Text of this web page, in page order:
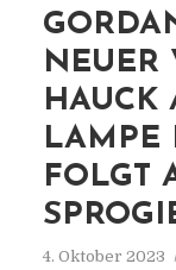
NEUER
HAUCK
LAMPE
FOLGT
4. Oktober 2023